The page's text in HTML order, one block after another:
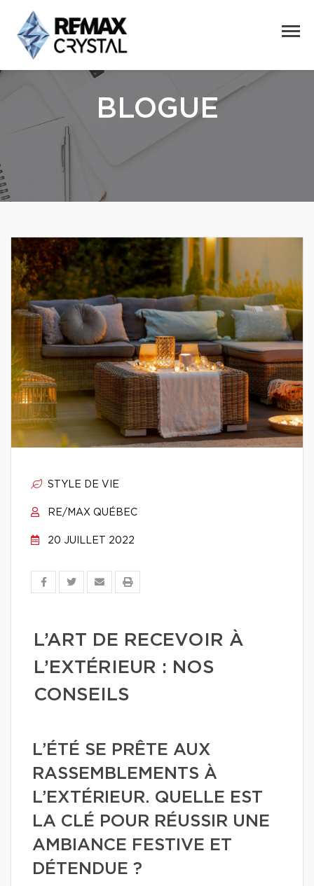
BLOGUE
STYLE DE VIE
RE/MAX QUÉBEC
20 JUILLET 2022
L’ART DE RECEVOIR À
L’EXTÉRIEUR : NOS
CONSEILS
L’ÉTÉ SE PRÊTE AUX
RASSEMBLEMENTS À
L’EXTÉRIEUR. QUELLE EST
LA CLÉ POUR RÉUSSIR UNE
AMBIANCE FESTIVE ET
DÉTENDUE ?